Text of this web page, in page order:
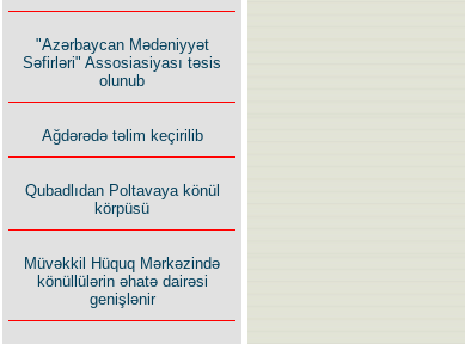
"Azərbaycan Mədəniyyət
Səfirləri" Assosiasiyası təsis
olunub
Ağdərədə təlim keçirilib
Qubadlıdan Poltavaya könül
körpüsü
Müvəkkil Hüquq Mərkəzində
könüllülərin əhatə dairəsi
genişlənir